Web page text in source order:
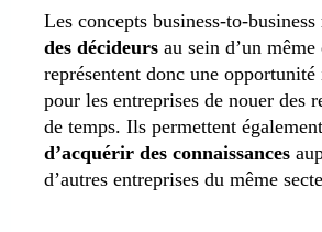
Les concepts business-to-business
des décideurs au sein d’un
représentent donc une opportunité
pour les entreprises de nouer des
de temps. Ils permettent
d’acquérir des connaissances
d’autres entreprises du même